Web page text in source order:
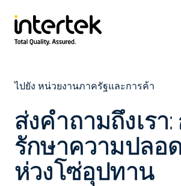
ไปยัง หน่วยงานภาครัฐและการค้า
ส่งคำถามถึงเรา:
รักษาความปลอ
ห่วงโซ่อุปทาน